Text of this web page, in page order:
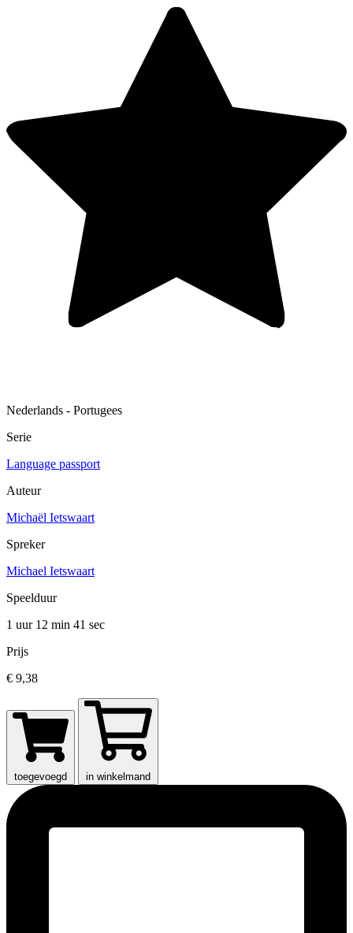
Nederlands - Portugees
Serie
Language passport
Auteur
Michaël Ietswaart
Spreker
Michael Ietswaart
Speelduur
1 uur 12 min 41 sec
Prijs
€ 9,38
toegevoegd in winkelmand